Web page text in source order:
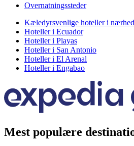
Overnatningssteder
Kæledyrsvenlige hoteller i
Hoteller i Ecuador
Hoteller i Playas
Hoteller i San Antonio
Hoteller i El Arenal
Hoteller i Engabao
Mest populære